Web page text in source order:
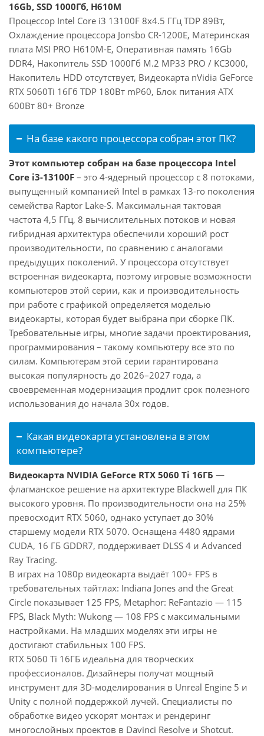
16Gb, SSD 1000Гб, H610M
Процессор Intel Core i3 13100F 8x4.5 ГГц TDP 89Вт,
Охлаждение процессора Jonsbo CR-1200E, Материнская
плата MSI PRO H610M-E, Оперативная память 16Gb
DDR4, Накопитель SSD 1000Гб M.2 MP33 PRO / KC3000,
Накопитель HDD отсутствует, Видеокарта nVidia GeForce
RTX 5060Ti 16Гб TDP 180Вт mP60, Блок питания ATX
600Вт 80+ Bronze
На базе какого процессора собран этот ПК?
Этот компьютер собран на базе процессора Intel
Core i3-13100F – это 4-ядерный процессор с 8 потоками,
выпущенный компанией Intel в рамках 13-го поколения
семейства Raptor Lake-S. Максимальная тактовая
частота 4,5 ГГц, 8 вычислительных потоков и новая
гибридная архитектура обеспечили хороший рост
производительности, по сравнению с аналогами
предыдущих поколений. У процессора отсутствует
встроенная видеокарта, поэтому игровые возможности
компьютеров этой серии, как и производительность
при работе с графикой определяется моделью
видеокарты, которая будет выбрана при сборке ПК.
Требовательные игры, многие задачи проектирования,
программирования – такому компьютеру все это по
силам. Компьютерам этой серии гарантирована
высокая популярность до 2026–2027 года, а
своевременная модернизация продлит срок полезного
использования до начала 30х годов.
Какая видеокарта установлена в этом
компьютере?
Видеокарта NVIDIA GeForce RTX 5060 Ti 16ГБ —
флагманское решение на архитектуре Blackwell для ПК
высокого уровня. По производительности она на 25%
превосходит RTX 5060, однако уступает до 30%
старшему модели RTX 5070. Оснащена 4480 ядрами
CUDA, 16 ГБ GDDR7, поддерживает DLSS 4 и Advanced
Ray Tracing.
В играх на 1080p видеокарта выдаёт 100+ FPS в
требовательных тайтлах: Indiana Jones and the Great
Circle показывает 125 FPS, Metaphor: ReFantazio — 115
FPS, Black Myth: Wukong — 108 FPS с максимальными
настройками. На младших моделях эти игры не
достигают стабильных 100 FPS.
RTX 5060 Ti 16ГБ идеальна для творческих
профессионалов. Дизайнеры получат мощный
инструмент для 3D-моделирования в Unreal Engine 5 и
Unity с полной поддержкой лучей. Специалисты по
обработке видео ускорят монтаж и рендеринг
многослойных проектов в Davinci Resolve и Shotcut.